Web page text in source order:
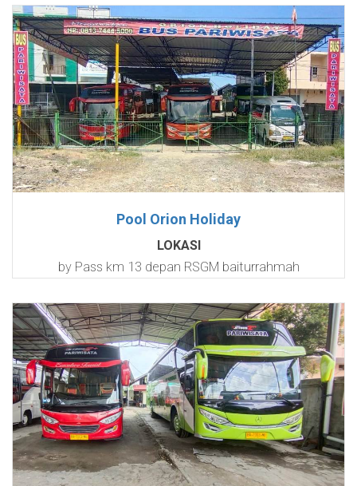
Pool Orion Holiday
LOKASI
by Pass km 13 depan RSGM baiturrahmah